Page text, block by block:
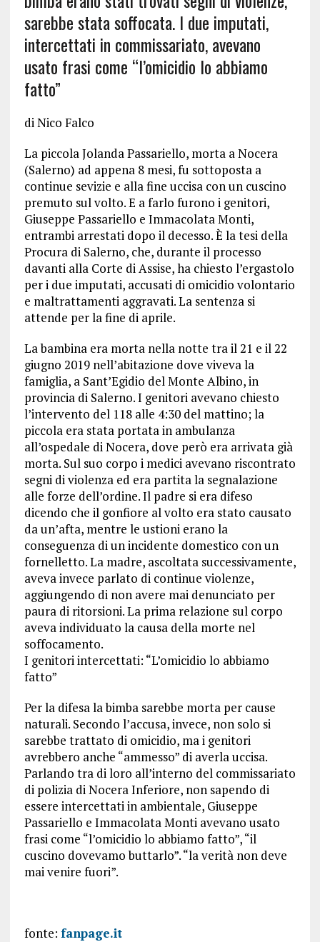
sarebbe stata soffocata. I due imputati,
intercettati in commissariato, avevano
usato frasi come “l’omicidio lo abbiamo
fatto”
di Nico Falco
La piccola Jolanda Passariello, morta a Nocera
(Salerno) ad appena 8 mesi, fu sottoposta a
continue sevizie e alla fine uccisa con un cuscino
premuto sul volto. E a farlo furono i genitori,
Giuseppe Passariello e Immacolata Monti,
entrambi arrestati dopo il decesso. È la tesi della
Procura di Salerno, che, durante il processo
davanti alla Corte di Assise, ha chiesto l’ergastolo
per i due imputati, accusati di omicidio volontario
e maltrattamenti aggravati. La sentenza si
attende per la fine di aprile.
La bambina era morta nella notte tra il 21 e il 22
giugno 2019 nell’abitazione dove viveva la
famiglia, a Sant’Egidio del Monte Albino, in
provincia di Salerno. I genitori avevano chiesto
l’intervento del 118 alle 4:30 del mattino; la
piccola era stata portata in ambulanza
all’ospedale di Nocera, dove però era arrivata già
morta. Sul suo corpo i medici avevano riscontrato
segni di violenza ed era partita la segnalazione
alle forze dell’ordine. Il padre si era difeso
dicendo che il gonfiore al volto era stato causato
da un’afta, mentre le ustioni erano la
conseguenza di un incidente domestico con un
fornelletto. La madre, ascoltata successivamente,
aveva invece parlato di continue violenze,
aggiungendo di non avere mai denunciato per
paura di ritorsioni. La prima relazione sul corpo
aveva individuato la causa della morte nel
soffocamento.
I genitori intercettati: “L’omicidio lo abbiamo
fatto”
Per la difesa la bimba sarebbe morta per cause
naturali. Secondo l’accusa, invece, non solo si
sarebbe trattato di omicidio, ma i genitori
avrebbero anche “ammesso” di averla uccisa.
Parlando tra di loro all’interno del commissariato
di polizia di Nocera Inferiore, non sapendo di
essere intercettati in ambientale, Giuseppe
Passariello e Immacolata Monti avevano usato
frasi come “l’omicidio lo abbiamo fatto”, “il
cuscino dovevamo buttarlo”. “la verità non deve
mai venire fuori”.
fonte: fanpage.it